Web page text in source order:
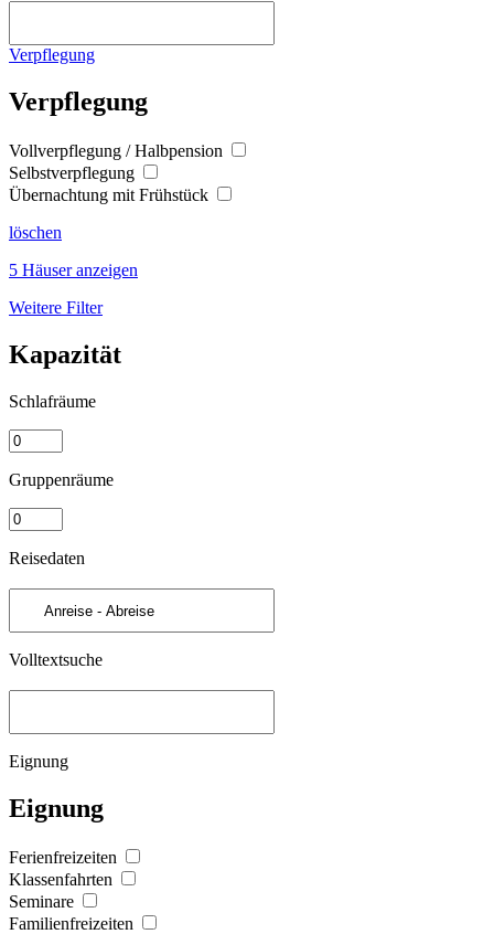
Verpflegung
Verpflegung
Vollverpflegung / Halbpension
Selbstverpflegung
Übernachtung mit Frühstück
löschen
5 Häuser anzeigen
Weitere Filter
Kapazität
Schlafräume
Gruppenräume
Reisedaten
Volltextsuche
Eignung
Eignung
Ferienfreizeiten
Klassenfahrten
Seminare
Familienfreizeiten